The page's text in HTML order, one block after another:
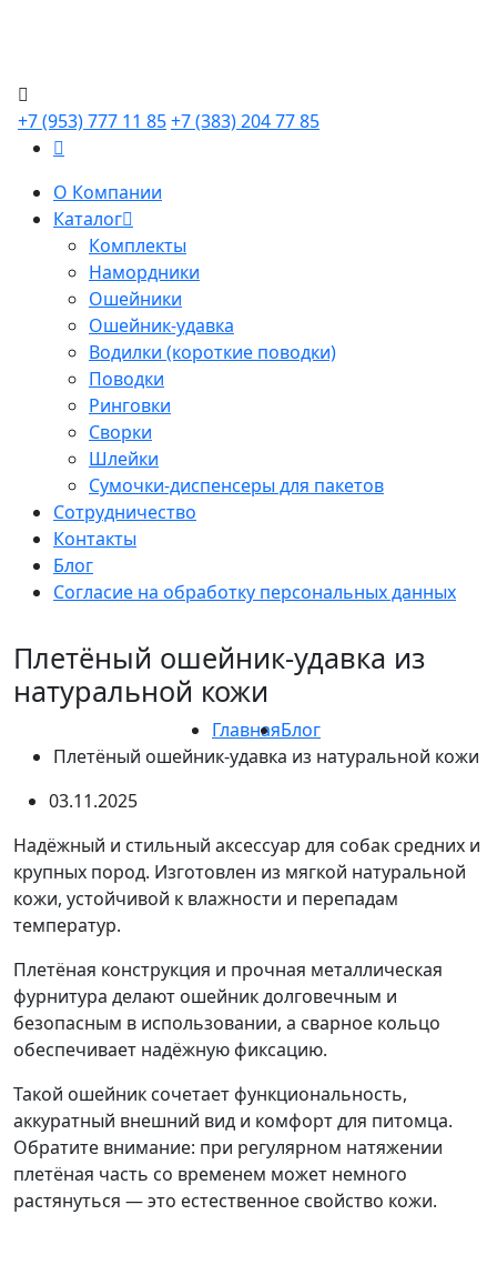
+7 (953) 777 11 85+7 (383) 204 77 85
О Компании
Каталог
Комплекты
Намордники
Ошейники
Ошейник-удавка
Водилки (короткие поводки)
Поводки
Ринговки
Сворки
Шлейки
Сумочки-диспенсеры для пакетов
Сотрудничество
Контакты
Блог
Согласие на обработку персональных данных
Плетёный ошейник-удавка из
натуральной кожи
ГлавнаяБлог
Плетёный ошейник-удавка из натуральной кожи
03.11.2025
Надёжный и стильный аксессуар для собак средних и
крупных пород. Изготовлен из мягкой натуральной
кожи, устойчивой к влажности и перепадам
температур.
Плетёная конструкция и прочная металлическая
фурнитура делают ошейник долговечным и
безопасным в использовании, а сварное кольцо
обеспечивает надёжную фиксацию.
Такой ошейник сочетает функциональность,
аккуратный внешний вид и комфорт для питомца.
Обратите внимание: при регулярном натяжении
плетёная часть со временем может немного
растянуться — это естественное свойство кожи.